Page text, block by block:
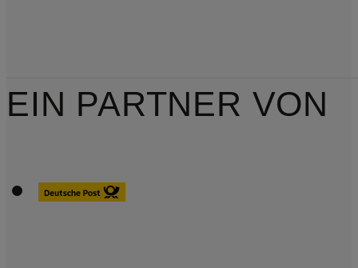
EIN PARTNER VON